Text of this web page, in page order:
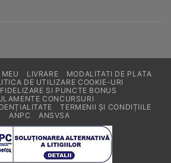
LIVRARE
MODALITATI DE PLATA
DE UTILIZARE COOKIE-URI
SI PUNCTE BONUS
CONCURSURI
TERMENII ȘI CONDIȚIILE
ANPC
ANSVSA